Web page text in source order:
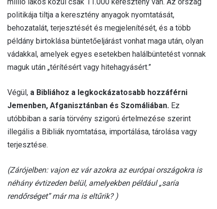
politikája tiltja a keresztény anyagok nyomtatását,
behozatalát, terjesztését és megjelenítését, és a több
példány birtoklása büntetőeljárást vonhat maga után, olyan
vádakkal, amelyek egyes esetekben halálbüntetést vonnak
maguk után „térítésért vagy hitehagyásért.”
Végül, a Bibliához a legkockázatosabb hozzáférni
Jemenben, Afganisztánban és Szomáliában. Ez
utóbbiban a saría törvény szigorú értelmezése szerint
illegális a Bibliák nyomtatása, importálása, tárolása vagy
terjesztése.
(Zárójelben: vajon ez vár azokra az európai országokra is
néhány évtizeden belül, amelyekben például „saría
rendőrséget” már ma is eltűrik? )